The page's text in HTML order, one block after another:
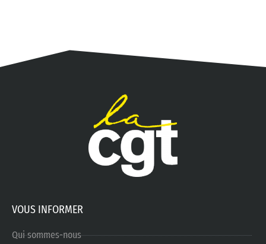
VOUS INFORMER
Qui sommes-nous